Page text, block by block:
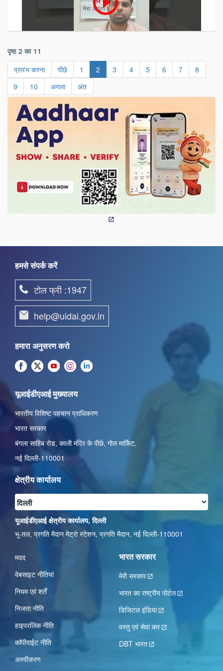
पृष्ठ 2 का 11
प्रारंभ करना
पीछे 1 2 3 4 5 6 7
8
9
10 अगला अंत
हमसे संपर्क करें
टोल फ्री :1947
help@uidai.gov.in
हमारा अनुसरण करो
यूआईडीएआई मुख्यालय
भारतीय विशिष्ट पहचान प्राधिकरण
भारत सरकार
बंगला साहिब रोड,काली मंदिर के पीछे, गोल मार्किट,
नई दिल्ली-110001
क्षेत्रीय कार्यालय
यूआईडीएआई क्षेत्रीय कार्यालय, दिल्ली
भू-तल, प्रगति मैदान मेट्रो स्टेशन, प्रगति मैदान, नई दिल्ली-110001
मदद
वेबसाइट नीतियां
नियम एवं शर्तें
निजता नीति
हाइपरलिंक नीति
कॉपीराईट नीति
अस्वीकरण
भारत सरकार
मेरी सरकार
भारत का राष्ट्रीय पोर्टल
डिजिटल इंडिया
वस्तु एवं सेवा कर
DBT भारत